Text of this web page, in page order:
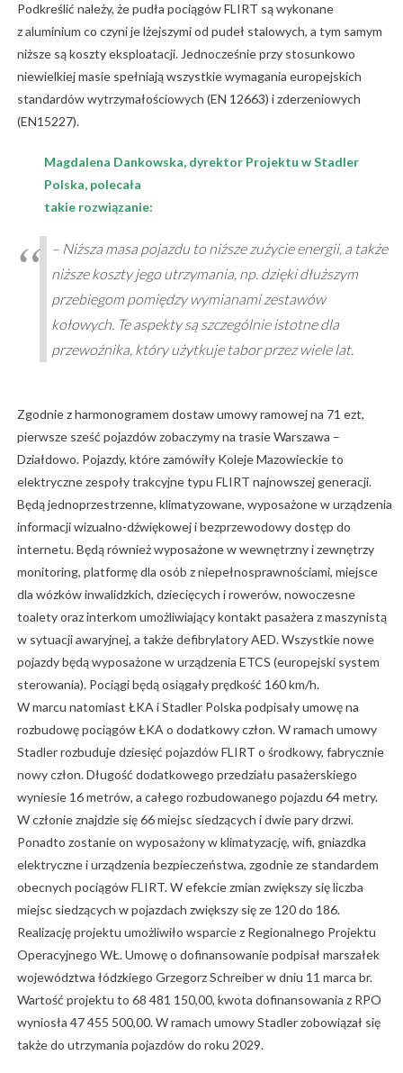
Podkreślić należy, że pudła pociągów FLIRT są wykonane
z aluminium co czyni je lżejszymi od pudeł stalowych, a tym samym
niższe są koszty eksploatacji. Jednocześnie przy stosunkowo
niewielkiej masie spełniają wszystkie wymagania europejskich
standardów wytrzymałościowych (EN 12663) i zderzeniowych
(EN15227).
Magdalena Dankowska, dyrektor Projektu w Stadler
Polska, polecała
takie rozwiązanie:
– Niższa masa pojazdu to niższe zużycie energii, a także
niższe koszty jego utrzymania, np. dzięki dłuższym
przebiegom pomiędzy wymianami zestawów
kołowych. Te aspekty są szczególnie istotne dla
przewoźnika, który użytkuje tabor przez wiele lat.
Zgodnie z harmonogramem dostaw umowy ramowej na 71 ezt,
pierwsze sześć pojazdów zobaczymy na trasie Warszawa –
Działdowo. Pojazdy, które zamówiły Koleje Mazowieckie to
elektryczne zespoły trakcyjne typu FLIRT najnowszej generacji.
Będą jednoprzestrzenne, klimatyzowane, wyposażone w urządzenia
informacji wizualno-dźwiękowej i bezprzewodowy dostęp do
internetu. Będą również wyposażone w wewnętrzny i zewnętrzy
monitoring, platformę dla osób z niepełnosprawnościami, miejsce
dla wózków inwalidzkich, dziecięcych i rowerów, nowoczesne
toalety oraz interkom umożliwiający kontakt pasażera z maszynistą
w sytuacji awaryjnej, a także defibrylatory AED. Wszystkie nowe
pojazdy będą wyposażone w urządzenia ETCS (europejski system
sterowania). Pociągi będą osiągały prędkość 160 km/h.
W marcu natomiast ŁKA i Stadler Polska podpisały umowę na
rozbudowę pociągów ŁKA o dodatkowy człon. W ramach umowy
Stadler rozbuduje dziesięć pojazdów FLIRT o środkowy, fabrycznie
nowy człon. Długość dodatkowego przedziału pasażerskiego
wyniesie 16 metrów, a całego rozbudowanego pojazdu 64 metry.
W członie znajdzie się 66 miejsc siedzących i dwie pary drzwi.
Ponadto zostanie on wyposażony w klimatyzację, wifi, gniazdka
elektryczne i urządzenia bezpieczeństwa, zgodnie ze standardem
obecnych pociągów FLIRT. W efekcie zmian zwiększy się liczba
miejsc siedzących w pojazdach zwiększy się ze 120 do 186.
Realizację projektu umożliwiło wsparcie z Regionalnego Projektu
Operacyjnego WŁ. Umowę o dofinansowanie podpisał marszałek
województwa łódzkiego Grzegorz Schreiber w dniu 11 marca br.
Wartość projektu to 68 481 150,00, kwota dofinansowania z RPO
wyniosła 47 455 500,00. W ramach umowy Stadler zobowiązał się
także do utrzymania pojazdów do roku 2029.